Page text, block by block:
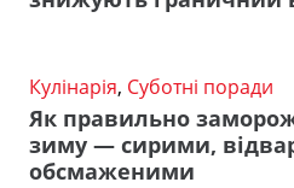
Кулінарія, Суботні поради
Як правильно
зиму — сирими,
обсмаженими